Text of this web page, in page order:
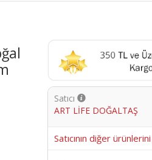
Satıcı
ART LİFE DOĞALTAŞ
Satıcının diğer